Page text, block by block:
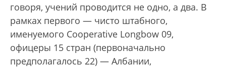
говоря, учений проводится не одно, а два. В
рамках первого — чисто штабного,
именуемого Cooperative Longbow 09,
офицеры 15 стран (первоначально
предполагалось 22) — Албании,